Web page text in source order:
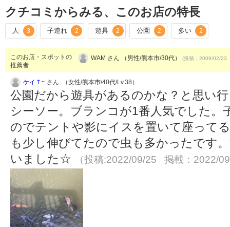
クチコミからみる、このお店の特長
人 3 子連れ 2 遊具 2 公園 2 多い 2
このお店・スポットの
推薦者
WAM さん （男性/熊本市/30代） (投稿：2009/02/23
ケイＴ~ さん （女性/熊本市/40代/Lv.38）
公園だから遊具があるのかな？と思い
シーソー。ブランコが1番人気でした。
のでテントや影にイスを置いて座って
も少し伸びてたので虫も多かったです
いました☆
（投稿:2022/09/25 掲載：2022/